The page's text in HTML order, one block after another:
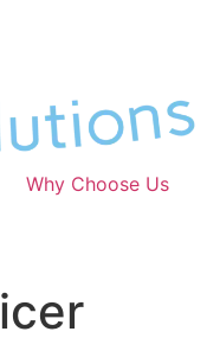
Why Choose Us